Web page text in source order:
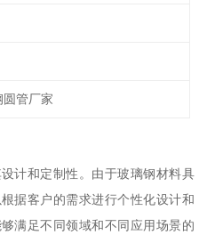
圆管厂家
计和定制性。由于玻璃钢材料具
据客户的需求进行个性化设计和
满足不同领域和不同应用场景的